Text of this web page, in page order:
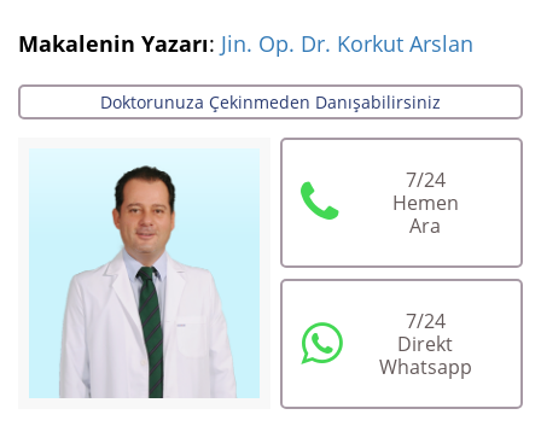
Makalenin Yazarı: Jin. Op. Dr. Korkut Arslan
Doktorunuza Çekinmeden Danışabilirsiniz
7/24
Hemen
Ara
7/24
Direkt
Whatsapp